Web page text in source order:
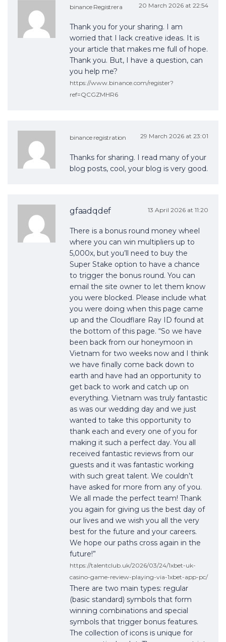
binance Registrera 20 March 2026 at 22:54
Thank you for your sharing. I am
worried that I lack creative ideas. It is
your article that makes me full of hope.
Thank you. But, I have a question, can
you help me?
https://www.binance.com/register?
ref=QCGZMHR6
binance registration 29 March 2026 at 23:01
Thanks for sharing. I read many of your
blog posts, cool, your blog is very good.
gfaadqdef 13 April 2026 at 11:20
There is a bonus round money wheel
where you can win multipliers up to
5,000x, but you’ll need to buy the
Super Stake option to have a chance
to trigger the bonus round. You can
email the site owner to let them know
you were blocked. Please include what
you were doing when this page came
up and the Cloudflare Ray ID found at
the bottom of this page. “So we have
been back from our honeymoon in
Vietnam for two weeks now and I think
we have finally come back down to
earth and have had an opportunity to
get back to work and catch up on
everything. Vietnam was truly fantastic
as was our wedding day and we just
wanted to take this opportunity to
thank each and every one of you for
making it such a perfect day. You all
received fantastic reviews from our
guests and it was fantastic working
with such great talent. We couldn’t
have asked for more from any of you.
We all made the perfect team! Thank
you again for giving us the best day of
our lives and we wish you all the very
best for the future and your careers.
We hope our paths cross again in the
future!”
https://talentclub.uk/2026/03/24/1xbet-uk-
casino-game-review-playing-via-1xbet-app-pc/
There are two main types: regular
(basic standard) symbols that form
winning combinations and special
symbols that trigger bonus features.
The collection of icons is unique for